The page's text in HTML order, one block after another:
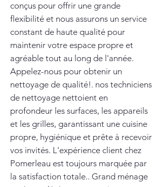
conçus pour offrir une grande
flexibilité et nous assurons un service
constant de haute qualité pour
maintenir votre espace propre et
agréable tout au long de l'année.
Appelez-nous pour obtenir un
nettoyage de qualité!. nos techniciens
de nettoyage nettoient en
profondeur les surfaces, les appareils
et les grilles, garantissant une cuisine
propre, hygiénique et prête à recevoir
vos invités. L'expérience client chez
Pomerleau est toujours marquée par
la satisfaction totale.. Grand ménage